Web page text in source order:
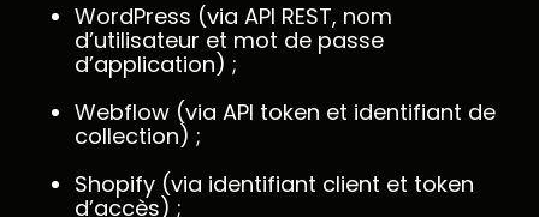
WordPress (via API REST, nom
d’utilisateur et mot de passe
d’application) ;
Webflow (via API token et identifiant de
collection) ;
Shopify (via identifiant client et token
d’accès) ;